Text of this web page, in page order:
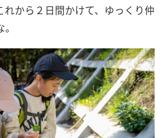
れから２日間かけて、ゆっくり仲